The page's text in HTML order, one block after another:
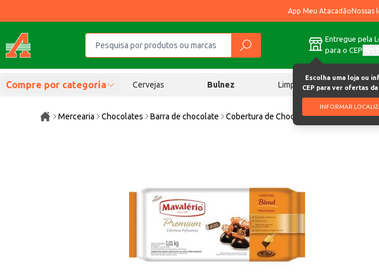
App Meu AtacadãoNossas
Entregue pela
para o CEP
Escolha uma loja ou
CEP para ver ofertas
INFORMAR
Compre por categoria Cervejas Bulnez Limpeza
Mercearia Chocolates Barra de chocolate Cobertura de Chocolate Fracionada